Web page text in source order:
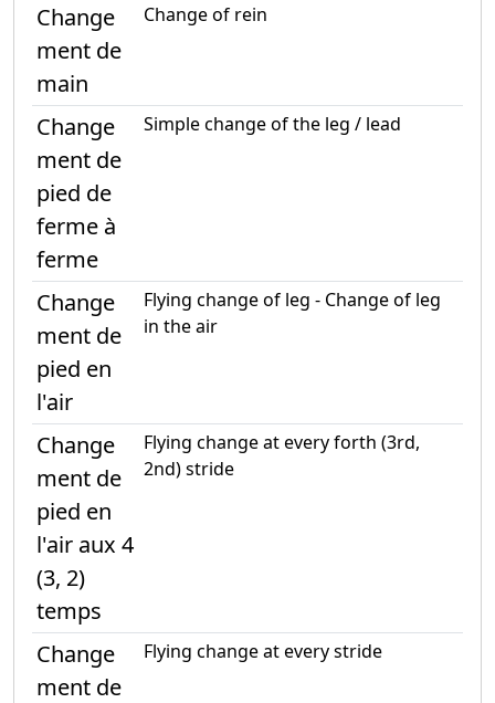
Change
ment de
main
Change of rein
Change
ment de
pied de
ferme à
ferme
Simple change of the leg / lead
Change
ment de
pied en
l'air
Flying change of leg - Change of leg
in the air
Change
ment de
pied en
l'air aux 4
(3, 2)
temps
Flying change at every forth (3rd,
2nd) stride
Change
ment de
Flying change at every stride